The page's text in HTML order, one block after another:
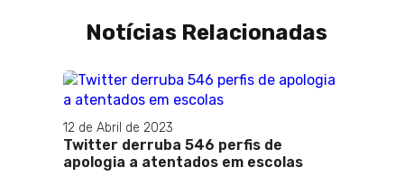
Notícias Relacionadas
12 de Abril de 2023
Twitter derruba 546 perfis de
apologia a atentados em escolas